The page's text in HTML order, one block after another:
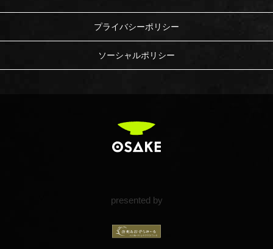
プライバシーポリシー
ソーシャルポリシー
presented by